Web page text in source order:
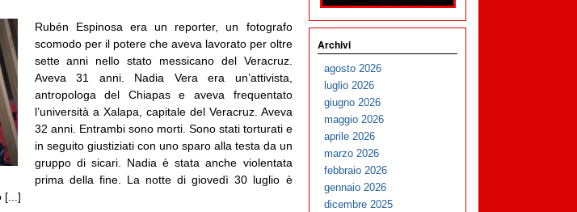
Rubén Espinosa era un reporter, un fotografo
scomodo per il potere che aveva lavorato per oltre
sette anni nello stato messicano del Veracruz.
Aveva 31 anni. Nadia Vera era un’attivista,
antropologa del Chiapas e aveva frequentato
l’università a Xalapa, capitale del Veracruz. Aveva
32 anni. Entrambi sono morti. Sono stati torturati e
in seguito giustiziati con uno sparo alla testa da un
gruppo di sicari. Nadia è stata anche violentata
prima della fine. La notte di giovedì 30 luglio è
[...]
Archivi
agosto 2026
luglio 2026
giugno 2026
maggio 2026
aprile 2026
marzo 2026
febbraio 2026
gennaio 2026
dicembre 2025